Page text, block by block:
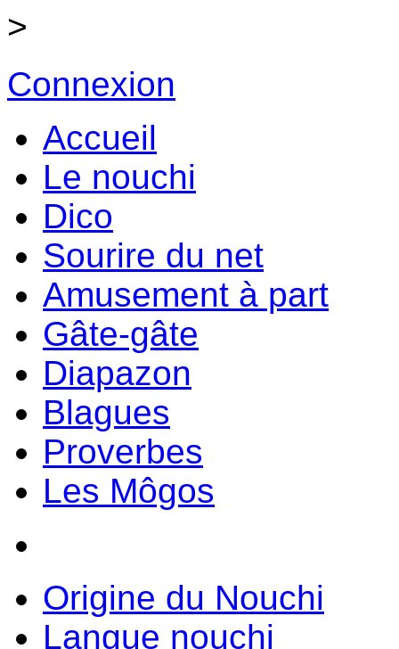
>
Connexion
Accueil
Le nouchi
Dico
Sourire du net
Amusement à part
Gâte-gâte
Diapazon
Blagues
Proverbes
Les Môgos
Origine du Nouchi
Langue nouchi